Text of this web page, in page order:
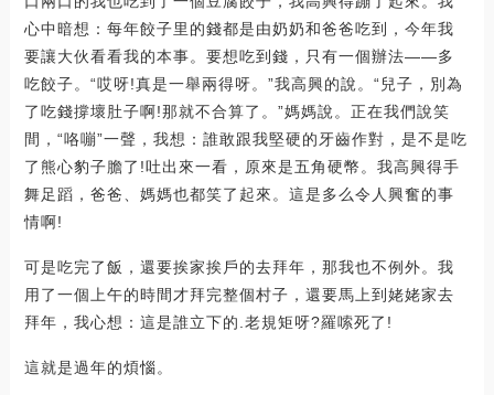
心中暗想：每年餃子里的錢都是由奶奶和爸爸吃到，今年我
要讓大伙看看我的本事。要想吃到錢，只有一個辦法――多
吃餃子。“哎呀!真是一舉兩得呀。”我高興的說。“兒子，別為
了吃錢撐壞肚子啊!那就不合算了。”媽媽說。正在我們說笑
間，“咯嘣”一聲，我想：誰敢跟我堅硬的牙齒作對，是不是吃
了熊心豹子膽了!吐出來一看，原來是五角硬幣。我高興得手
舞足蹈，爸爸、媽媽也都笑了起來。這是多么令人興奮的事
情啊!
可是吃完了飯，還要挨家挨戶的去拜年，那我也不例外。我
用了一個上午的時間才拜完整個村子，還要馬上到姥姥家去
拜年，我心想：這是誰立下的.老規矩呀?羅嗦死了!
這就是過年的煩惱。